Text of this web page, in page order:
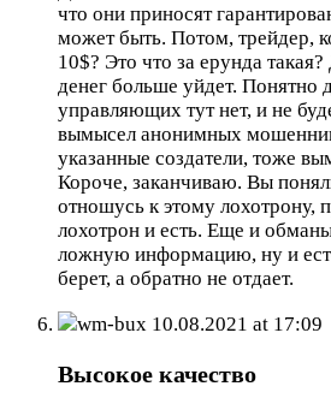
что они приносят
может быть. Потом, трейдер,
10$? Это что за ерунда
денег больше уйдет. Понятно
управляющих тут нет, и не
вымысел анонимных
указанные создатели, тоже
Короче, заканчиваю. Вы
отношусь к этому лохотрону,
лохотрон и есть. Еще и
ложную информацию, ну и
берет, а обратно не отдает.
wm-bux 10.08.2021 at 17:09
Высокое качество